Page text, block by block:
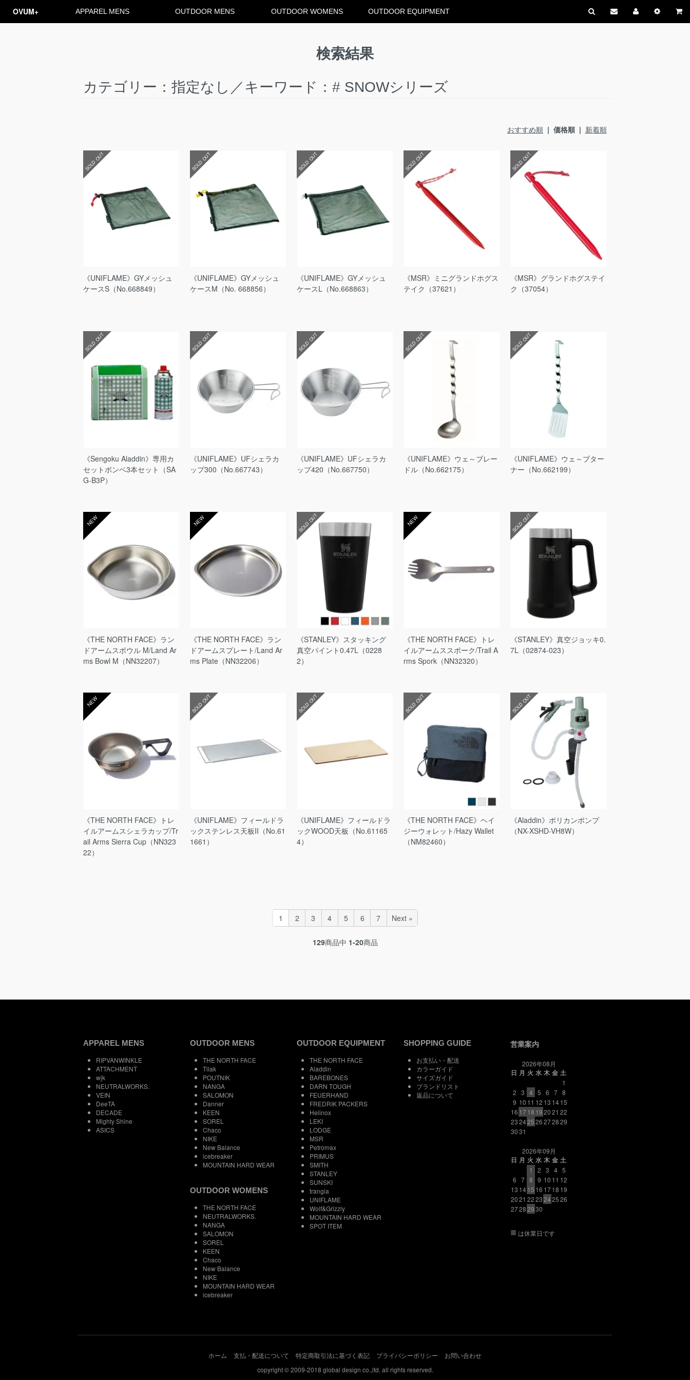
OVUM+ APPAREL MENS OUTDOOR MENS OUTDOOR WOMENS OUTDOOR EQUIPMENT
検索結果
カテゴリー：指定なし／キーワード：# SNOWシリーズ
おすすめ順| 価格順 | 新着順
SOLD OUT
《UNIFLAME》GYメッシュ
ケースS（No.668849）
SOLD OUT
《UNIFLAME》GYメッシュ
ケースM（No. 668856）
SOLD OUT
《UNIFLAME》GYメッシュ
ケースL（No.668863）
SOLD OUT
《MSR》ミニグランドホグス
テイク（37621）
SOLD OUT
《MSR》グランドホグステイ
ク（37054）
SOLD OUT
《Sengoku Aladdin》専用カ
セットボンベ3本セット（SA
G-B3P）
SOLD OUT
《UNIFLAME》UFシェラカ
ップ300（No.667743）
SOLD OUT
《UNIFLAME》UFシェラカ
ップ420（No.667750）
SOLD OUT
《UNIFLAME》ウェ～ブレー
ドル（No.662175）
SOLD OUT
《UNIFLAME》ウェ～ブター
ナー（No.662199）
NEW
《THE NORTH FACE》ラン
ドアームスボウル M/Land Ar
ms Bowl M（NN32207）
NEW
《THE NORTH FACE》ラン
ドアームスプレート/Land Ar
ms Plate（NN32206）
SOLD OUT
《STANLEY》スタッキング
真空パイント0.47L（0228
2）
NEW
《THE NORTH FACE》トレ
イルアームススポーク/Trail A
rms Spork（NN32320）
SOLD OUT
《STANLEY》真空ジョッキ0.
7L（02874-023）
NEW
《THE NORTH FACE》トレ
イルアームスシェラカップ/Tr
ail Arms Sierra Cup（NN323
22）
SOLD OUT
《UNIFLAME》フィールドラ
ックステンレス天板II（No.61
1661）
SOLD OUT
《UNIFLAME》フィールドラ
ックWOOD天板（No.61165
4）
SOLD OUT
《THE NORTH FACE》ヘイ
ジーウォレット/Hazy Wallet
（NM82460）
SOLD OUT
《Aladdin》ポリカンポンプ
（NX-XSHD-VH8W）
1 2 3 4 5 6 7 Next »
129商品中 1-20商品
APPAREL MENS
RIPVANWINKLE
ATTACHMENT
wjk
NEUTRALWORKS.
VEIN
DeeTA
DECADE
Mighty Shine
ASICS
OUTDOOR MENS
THE NORTH FACE
Tilak
POUTNIK
NANGA
SALOMON
Danner
KEEN
SOREL
Chaco
NIKE
New Balance
icebreaker
MOUNTAIN HARD WEAR
OUTDOOR WOMENS
THE NORTH FACE
NEUTRALWORKS.
NANGA
SALOMON
SOREL
KEEN
Chaco
New Balance
NIKE
MOUNTAIN HARD WEAR
icebreaker
OUTDOOR EQUIPMENT
THE NORTH FACE
Aladdin
BAREBONES
DARN TOUGH
FEUERHAND
FREDRIK PACKERS
Helinox
LEKI
LODGE
MSR
Petromax
PRIMUS
SMITH
STANLEY
SUNSKI
trangia
UNIFLAME
Wolf&Grizzly
MOUNTAIN HARD WEAR
SPOT ITEM
SHOPPING GUIDE
お支払い・配送
カラーガイド
サイズガイド
ブランドリスト
返品について
営業案内
2026年08月
日 月 火 水 木 金 土
1
2 3 4 5 6 7 8
9 10 11 12 13 1415
16 17 18 192021 22
23242526272829
3031
2026年09月
日 月 火 水 木 金 土
1
2 3 4 5
6 7 8 9 10 11 12
13 1415 16 1718 19
2021 2223242526
27282930
■ は休業日です
ホーム 支払・配送について 特定商取引法に基づく表記 プライバシーポリシー
お問い合わせ
copyright © 2009-2018 global design co.,ltd. all rights reserved.